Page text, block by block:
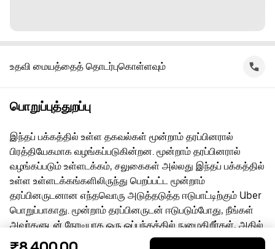
உதவி மையத்தைத் தொடர்புகொள்ளவும்
பொறுப்புத்துறப்பு
இந்தப் பக்கத்தில் உள்ள தகவல்கள் மூன்றாம் தரப்பினரால்
பிரத்தியேகமாக வழங்கப்படுகின்றன. மூன்றாம் தரப்பினரால்
வழங்கப்படும் உள்ளடக்கம், சலுகைகள் அல்லது இந்தப் பக்கத்தில்
உள்ள உள்ளடக்கங்களிலிருந்து பெறப்பட்ட மூன்றாம்
தரப்பினருடனான எந்தவொரு அடுத்தடுத்த ஈடுபாட்டிற்கும் Uber
பொறுப்பாகாது. மூன்றாம் தரப்பினருடன் ஈடுபடும்போது, நீங்கள்
அவர்களுடன் நேரடியாக ஒரு ஒப்பந்தத்தில் நுழைகிறீர்கள், அதில்
Uber ஒரு தரப்பு அல்ல. கேள்விகளுக்கு, மூன்றாம் தரப்பினரை